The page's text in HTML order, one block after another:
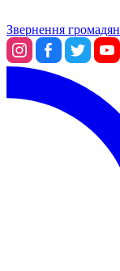
Звернення громадян